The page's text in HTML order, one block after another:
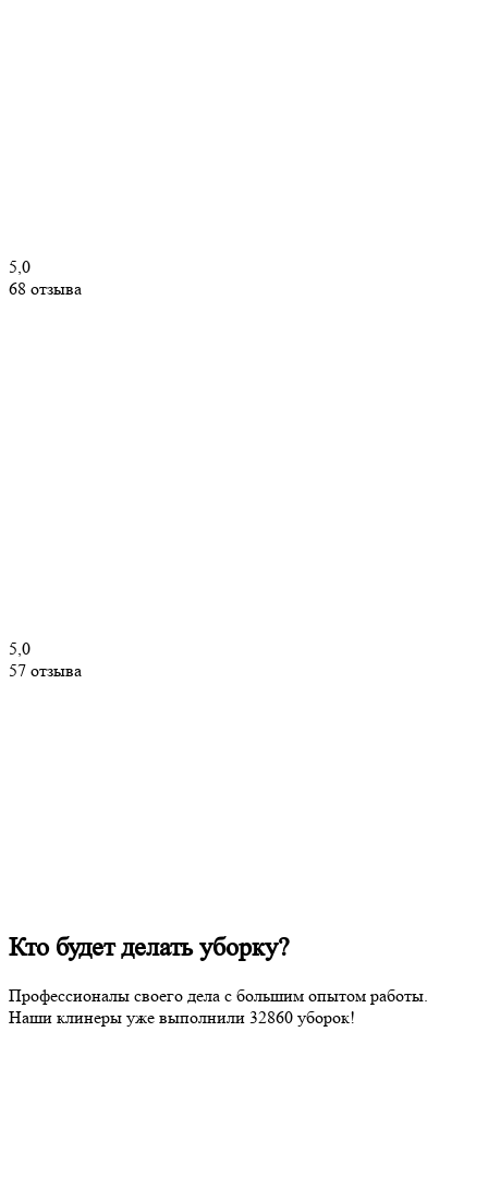
5,0
68 отзыва
5,0
57 отзыва
Кто будет делать уборку?
Профессионалы своего дела с большим опытом работы.
Наши клинеры уже выполнили 32860 уборок!